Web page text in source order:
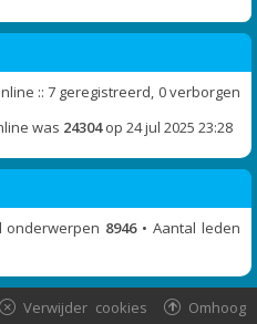
:: 7 geregistreerd, 0 verborgen
was 24304op 24 jul 2025 23:28
onderwerpen 8946• Aantal leden
Omhoog
Verwijder cookies